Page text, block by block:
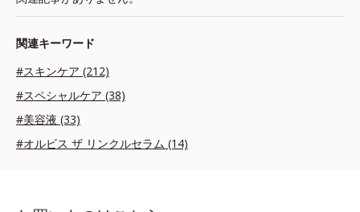
関連キーワード
#スキンケア (212)
#スペシャルケア (38)
#美容液 (33)
#オルビス ザ リンクルセラム (14)